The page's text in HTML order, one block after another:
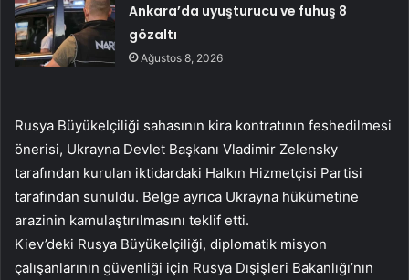
Ankara’da uyuşturucu ve fuhuş 8
gözaltı
Ağustos 8, 2026
Rusya Büyükelçiliği sahasının kira kontratının feshedilmesi
önerisi, Ukrayna Devlet Başkanı Vladimir Zelensky
tarafından kurulan iktidardaki Halkın Hizmetçisi Partisi
tarafından sunuldu. Belge ayrıca Ukrayna hükümetine
arazinin kamulaştırılmasını teklif etti.
Kiev’deki Rusya Büyükelçiliği, diplomatik misyon
çalışanlarının güvenliği için Rusya Dışişleri Bakanlığı’nın